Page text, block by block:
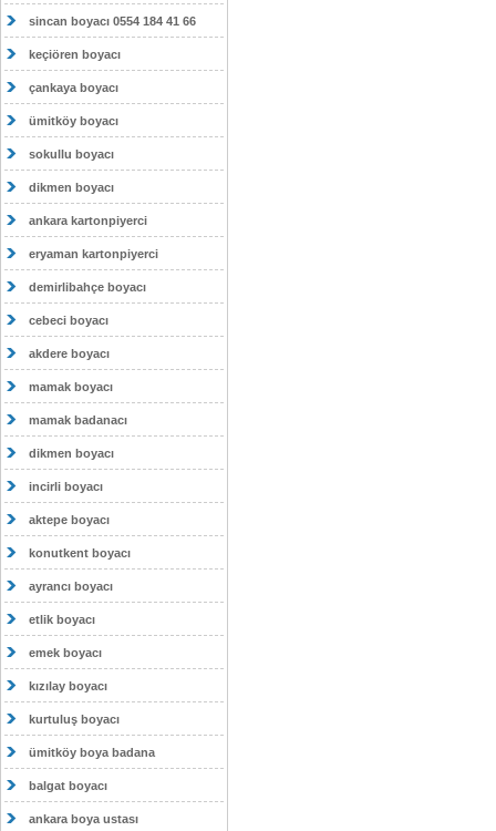
sincan boyacı 0554 184 41 66
keçiören boyacı
çankaya boyacı
ümitköy boyacı
sokullu boyacı
dikmen boyacı
ankara kartonpiyerci
eryaman kartonpiyerci
demirlibahçe boyacı
cebeci boyacı
akdere boyacı
mamak boyacı
mamak badanacı
dikmen boyacı
incirli boyacı
aktepe boyacı
konutkent boyacı
ayrancı boyacı
etlik boyacı
emek boyacı
kızılay boyacı
kurtuluş boyacı
ümitköy boya badana
balgat boyacı
ankara boya ustası